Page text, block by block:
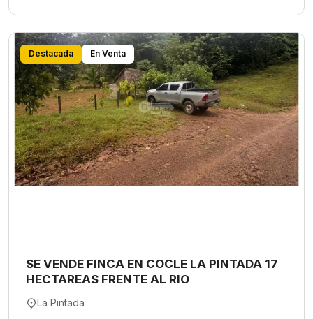
Destacada En Venta
SE VENDE FINCA EN COCLE LA PINTADA 17
HECTAREAS FRENTE AL RIO
La Pintada